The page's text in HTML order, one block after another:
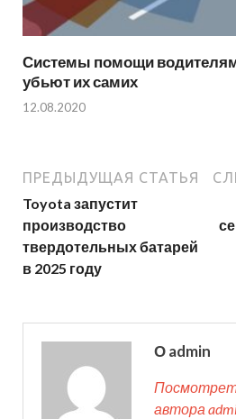
Системы помощи
убьют их самих
12.08.2020
ПРЕДЫДУЩАЯ СТАТЬЯ
Toyota запустит
производство
твердотельных батарей
в 2025 году
О admin
автора